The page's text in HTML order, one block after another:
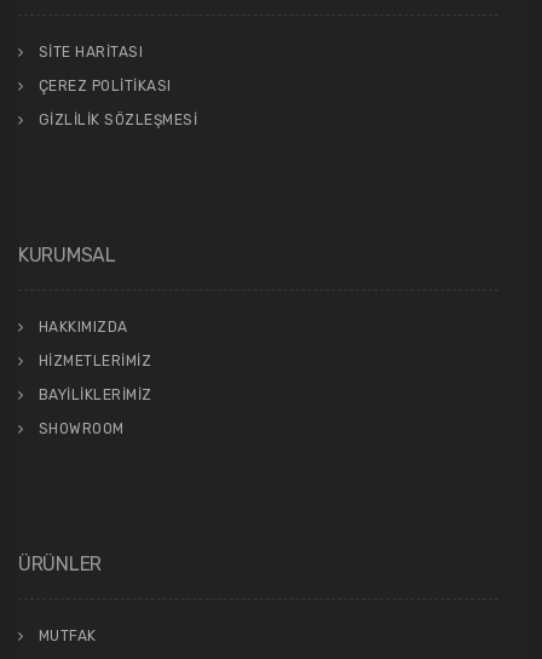
SİTE HARİTASI
ÇEREZ POLİTİKASI
GİZLİLİK SÖZLEŞMESİ
KURUMSAL
HAKKIMIZDA
HİZMETLERİMİZ
BAYİLİKLERİMİZ
SHOWROOM
ÜRÜNLER
MUTFAK